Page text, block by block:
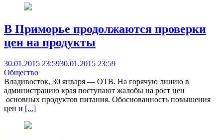
В Приморье продолжаются проверки
цен на продукты
30.01.2015 23:5930.01.2015 23:59
Общество
Владивосток, 30 января — ОТВ. На горячую линию в
администрацию края поступают жалобы на рост цен
основных продуктов питания. Обоснованность повышения
цен и [...]